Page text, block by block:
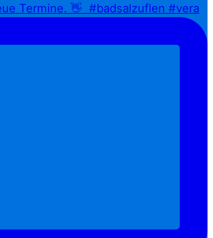
Termine. 👋⁠ ⁠ #badsalzuflen #vera